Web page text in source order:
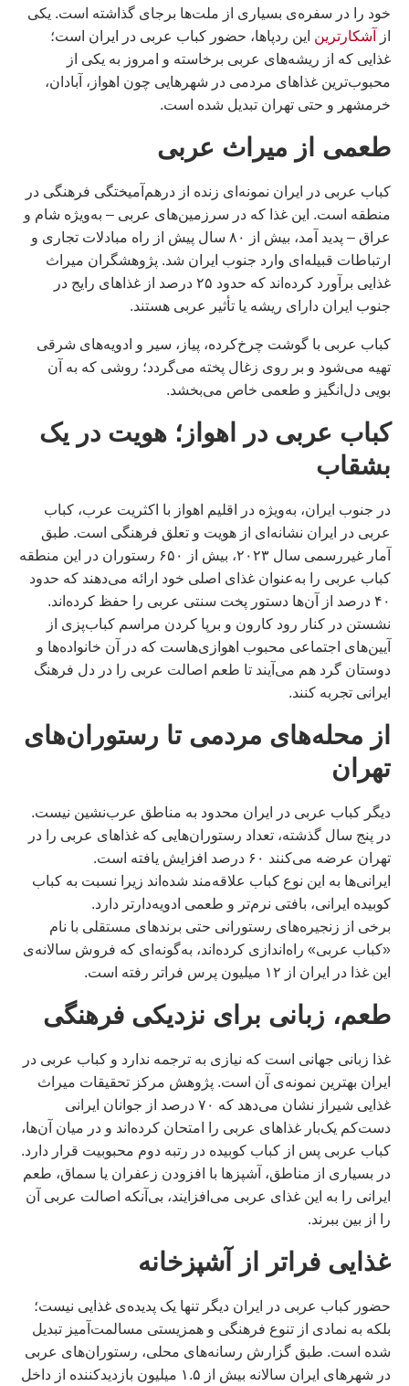
خود را در سفره‌ی بسیاری از ملت‌ها برجای گذاشته است. یکی
از
آشکارترین این ردپاها، حضور کباب عربی در ایران است؛
غذایی که از ریشه‌های عربی برخاسته و امروز به یکی از
محبوب‌ترین غذاهای مردمی در شهرهایی چون اهواز، آبادان،
خرمشهر و حتی تهران تبدیل شده است.
طعمی از میراث عربی
کباب عربی در ایران نمونه‌ای زنده از درهم‌آمیختگی فرهنگی در
منطقه است. این غذا که در سرزمین‌های عربی – به‌ویژه شام و
عراق – پدید آمد، بیش از ۸۰ سال پیش از راه مبادلات تجاری و
ارتباطات قبیله‌ای وارد جنوب ایران شد. پژوهشگران میراث
غذایی برآورد کرده‌اند که حدود ۲۵ درصد از غذاهای رایج در
جنوب ایران دارای ریشه یا تأثیر عربی هستند.
کباب عربی با گوشت چرخ‌کرده، پیاز، سیر و ادویه‌های شرقی
تهیه می‌شود و بر روی زغال پخته می‌گردد؛ روشی که به آن
بویی دل‌انگیز و طعمی خاص می‌بخشد.
کباب عربی در اهواز؛ هویت در یک
بشقاب
در جنوب ایران، به‌ویژه در اقلیم اهواز با اکثریت عرب، کباب
عربی در ایران نشانه‌ای از هویت و تعلق فرهنگی است. طبق
آمار غیررسمی سال ۲۰۲۳، بیش از ۶۵۰ رستوران در این منطقه
کباب عربی را به‌عنوان غذای اصلی خود ارائه می‌دهند که حدود
۴۰ درصد از آن‌ها دستور پخت سنتی عربی را حفظ کرده‌اند.
نشستن در کنار رود کارون و برپا کردن مراسم کباب‌پزی از
آیین‌های اجتماعی محبوب اهوازی‌هاست که در آن خانواده‌ها و
دوستان گرد هم می‌آیند تا طعم اصالت عربی را در دل فرهنگ
ایرانی تجربه کنند.
از محله‌های مردمی تا رستوران‌های
تهران
دیگر کباب عربی در ایران محدود به مناطق عرب‌نشین نیست.
در پنج سال گذشته، تعداد رستوران‌هایی که غذاهای عربی را در
تهران عرضه می‌کنند ۶۰ درصد افزایش یافته است.
ایرانی‌ها به این نوع کباب علاقه‌مند شده‌اند زیرا نسبت به کباب
کوبیده ایرانی، بافتی نرم‌تر و طعمی ادویه‌دارتر دارد.
برخی از زنجیره‌های رستورانی حتی برندهای مستقلی با نام
«کباب عربی» راه‌اندازی کرده‌اند، به‌گونه‌ای که فروش سالانه‌ی
این غذا در ایران از ۱۲ میلیون پرس فراتر رفته است.
طعم، زبانی برای نزدیکی فرهنگی
غذا زبانی جهانی است که نیازی به ترجمه ندارد و کباب عربی در
ایران بهترین نمونه‌ی آن است. پژوهش مرکز تحقیقات میراث
غذایی شیراز نشان می‌دهد که ۷۰ درصد از جوانان ایرانی
دست‌کم یک‌بار غذاهای عربی را امتحان کرده‌اند و در میان آن‌ها،
کباب عربی پس از کباب کوبیده در رتبه دوم محبوبیت قرار دارد.
در بسیاری از مناطق، آشپزها با افزودن زعفران یا سماق، طعم
ایرانی را به این غذای عربی می‌افزایند، بی‌آنکه اصالت عربی آن
را از بین ببرند.
غذایی فراتر از آشپزخانه
حضور کباب عربی در ایران دیگر تنها یک پدیده‌ی غذایی نیست؛
بلکه به نمادی از تنوع فرهنگی و همزیستی مسالمت‌آمیز تبدیل
شده است. طبق گزارش رسانه‌های محلی، رستوران‌های عربی
در شهرهای ایران سالانه بیش از ۱.۵ میلیون بازدیدکننده از داخل